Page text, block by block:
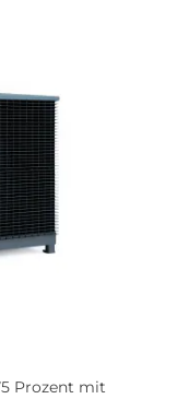
Prozent mit